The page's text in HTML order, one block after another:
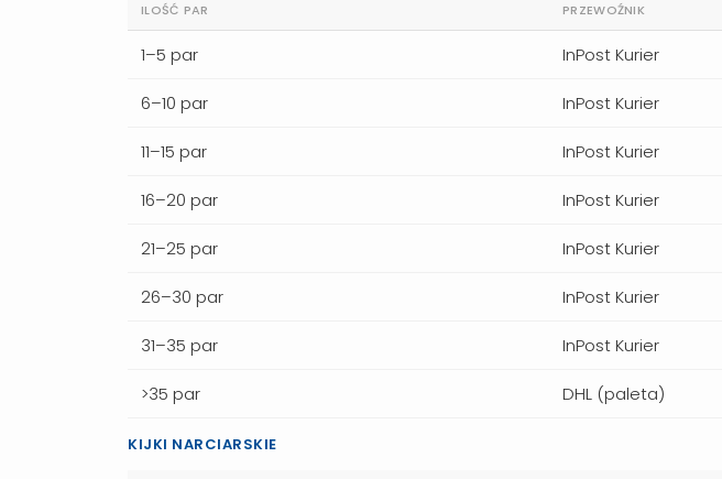
ILOŚĆ PAR PRZEWOŹNIK
1–5 par InPost Kurier
6–10 par InPost Kurier
11–15 par InPost Kurier
16–20 par InPost Kurier
21–25 par InPost Kurier
26–30 par InPost Kurier
31–35 par InPost Kurier
>35 par DHL (paleta)
KIJKI NARCIARSKIE